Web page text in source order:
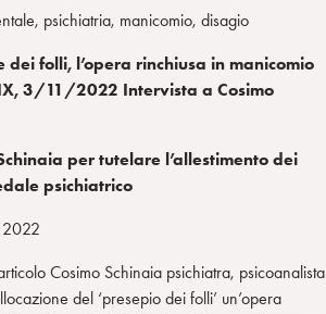
psichiatria, manicomio, disagio
dei folli, l’opera rinchiusa in manicomio
3/11/2022 Intervista a Cosimo
per tutelare l’allestimento dei
psichiatrico
2022
Cosimo Schinaia psichiatra, psicoanalista
del ‘presepio dei folli’ un’opera